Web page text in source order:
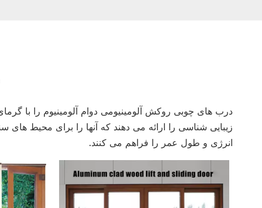
درب های چوبی روکش آلومینیومی دوام آلومینیوم را با
زیبایی شناسی را ارائه می دهند که آنها را برای محیط
انرژی و طول عمر را فراهم می کنند.